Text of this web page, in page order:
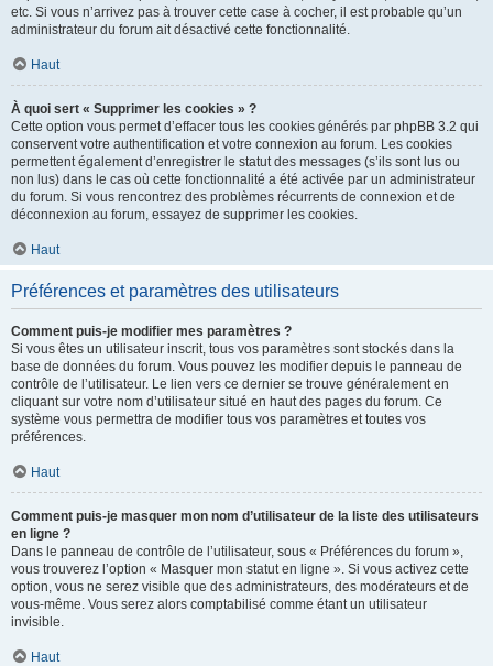
etc. Si vous n’arrivez pas à trouver cette case à cocher, il est probable qu’un
administrateur du forum ait désactivé cette fonctionnalité.
Haut
À quoi sert « Supprimer les cookies » ?
Cette option vous permet d’effacer tous les cookies générés par phpBB 3.2 qui
conservent votre authentification et votre connexion au forum. Les cookies
permettent également d’enregistrer le statut des messages (s’ils sont lus ou
non lus) dans le cas où cette fonctionnalité a été activée par un administrateur
du forum. Si vous rencontrez des problèmes récurrents de connexion et de
déconnexion au forum, essayez de supprimer les cookies.
Haut
Préférences et paramètres des utilisateurs
Comment puis-je modifier mes paramètres ?
Si vous êtes un utilisateur inscrit, tous vos paramètres sont stockés dans la
base de données du forum. Vous pouvez les modifier depuis le panneau de
contrôle de l’utilisateur. Le lien vers ce dernier se trouve généralement en
cliquant sur votre nom d’utilisateur situé en haut des pages du forum. Ce
système vous permettra de modifier tous vos paramètres et toutes vos
préférences.
Haut
Comment puis-je masquer mon nom d’utilisateur de la liste des utilisateurs
en ligne ?
Dans le panneau de contrôle de l’utilisateur, sous « Préférences du forum »,
vous trouverez l’option « Masquer mon statut en ligne ». Si vous activez cette
option, vous ne serez visible que des administrateurs, des modérateurs et de
vous-même. Vous serez alors comptabilisé comme étant un utilisateur
invisible.
Haut